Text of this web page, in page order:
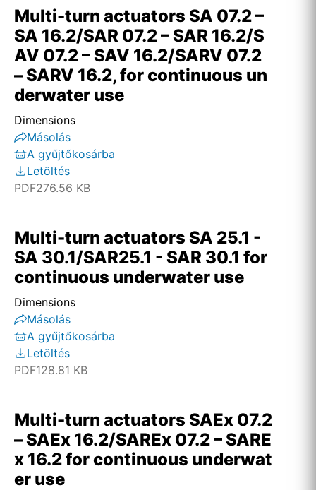
Multi-turn actuators SA 07.2 –
SA 16.2/SAR 07.2 – SAR 16.2/S
AV 07.2 – SAV 16.2/SARV 07.2
– SARV 16.2, for continuous un
derwater use
Dimensions
Másolás
A gyűjtőkosárba
Letöltés
PDF276.56 KB
Multi-turn actuators SA 25.1 -
SA 30.1/SAR25.1 - SAR 30.1 for
continuous underwater use
Dimensions
Másolás
A gyűjtőkosárba
Letöltés
PDF128.81 KB
Multi-turn actuators SAEx 07.2
– SAEx 16.2/SAREx 07.2 – SARE
x 16.2 for continuous underwat
er use